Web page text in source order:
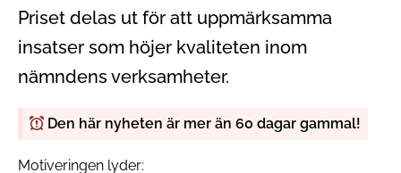
Priset delas ut för att uppmärksamma
insatser som höjer kvaliteten inom
nämndens verksamheter.
Den här nyheten är mer än 60 dagar gammal!
Motiveringen lyder: